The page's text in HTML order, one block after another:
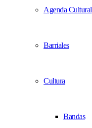
Agenda Cultural
Barriales
Cultura
Bandas